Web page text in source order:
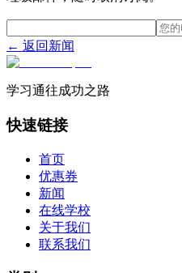
← 返回新闻
学习通往成功之路
快速链接
首页
优惠券
新闻
在线学校
关于我们
联系我们